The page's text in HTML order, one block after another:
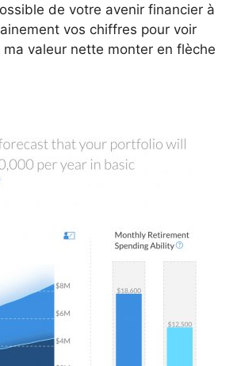
de votre avenir financier à
vos chiffres pour voir
ma valeur nette monter en flèche